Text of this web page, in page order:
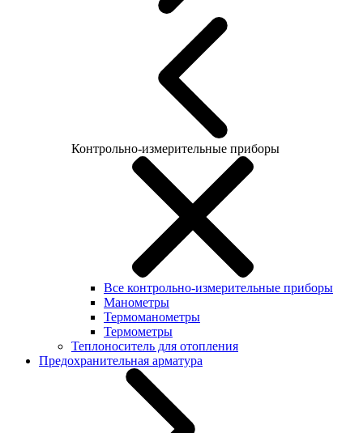
Контрольно-измерительные приборы
Все контрольно-измерительные приборы
Манометры
Термоманометры
Термометры
Теплоноситель для отопления
Предохранительная арматура